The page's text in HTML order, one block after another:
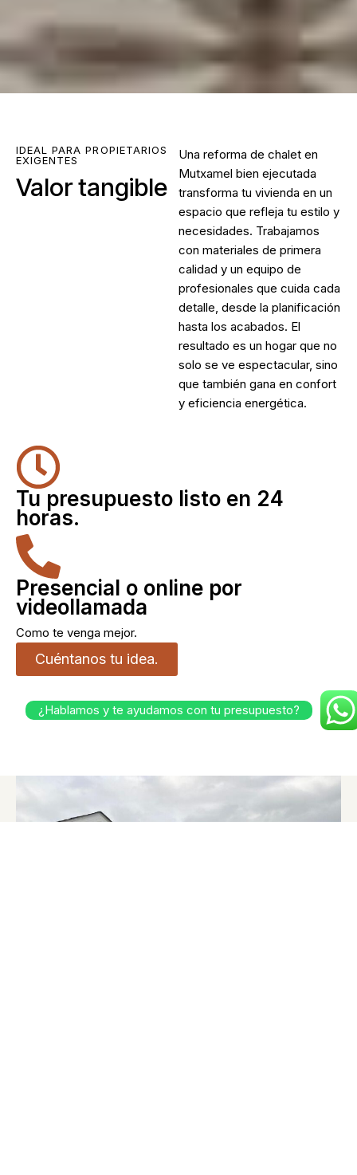
IDEAL PARA PROPIETARIOS
EXIGENTES
Valor tangible
Una reforma de chalet en
Mutxamel bien ejecutada
transforma tu vivienda en un
espacio que refleja tu estilo y
necesidades. Trabajamos
con materiales de primera
calidad y un equipo de
profesionales que cuida cada
detalle, desde la planificación
hasta los acabados. El
resultado es un hogar que no
solo se ve espectacular, sino
que también gana en confort
y eficiencia energética.
Tu presupuesto listo en 24
horas.
Presencial o online por
videollamada
Como te venga mejor.
Cuéntanos tu idea.
¿Hablamos y te ayudamos con tu presupuesto?